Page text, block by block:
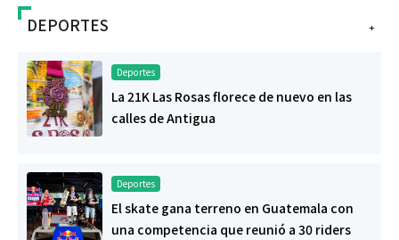
+
DEPORTES
Deportes
La 21K Las Rosas florece de nuevo en las
calles de Antigua
Deportes
El skate gana terreno en Guatemala con
una competencia que reunió a 30 riders